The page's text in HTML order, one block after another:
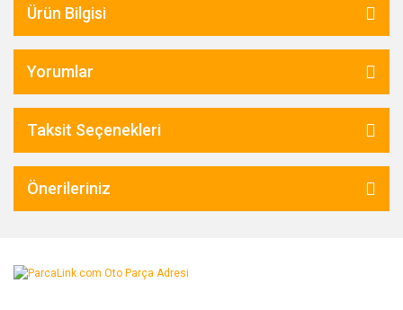
Ürün Bilgisi
Yorumlar
Taksit Seçenekleri
Önerileriniz